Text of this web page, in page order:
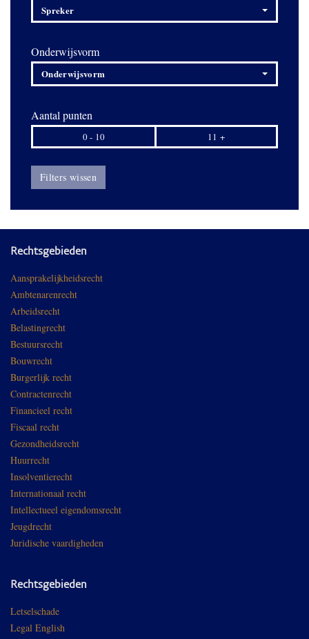
Spreker
Onderwijsvorm
Onderwijsvorm
Aantal punten
0 - 10 11 +
Filters wissen
Rechtsgebieden
Aansprakelijkheidsrecht
Ambtenarenrecht
Arbeidsrecht
Belastingrecht
Bestuursrecht
Bouwrecht
Burgerlijk recht
Contractenrecht
Financieel recht
Fiscaal recht
Gezondheidsrecht
Huurrecht
Insolventierecht
Internationaal recht
Intellectueel eigendomsrecht
Jeugdrecht
Juridische vaardigheden
Rechtsgebieden
Letselschade
Legal English